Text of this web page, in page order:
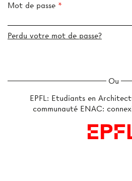
Mot de passe
Perdu votre mot de passe?
Ou
EPFL: Etudiants en
communauté ENAC: